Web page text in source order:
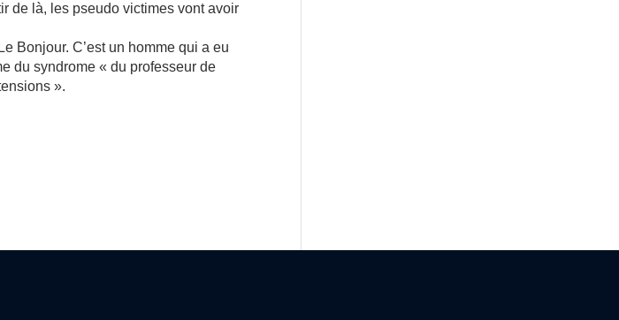
de là, les pseudo victimes vont avoir
Bonjour. C’est un homme qui a eu
du syndrome « du professeur de
».